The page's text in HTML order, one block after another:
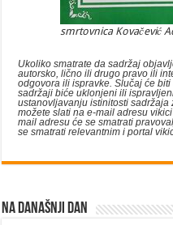
smrtovnica Kovačević
Ukoliko smatrate da sadržaj
autorsko, lično ili drugo pravo ili
odgovora ili ispravke. Slučaj će
sadržaji biće uklonjeni ili
ustanovljavanju istinitosti
možete slati na e-mail adresu
mail adresu će se smatrati
se smatrati relevantnim i portal
Na današnji dan